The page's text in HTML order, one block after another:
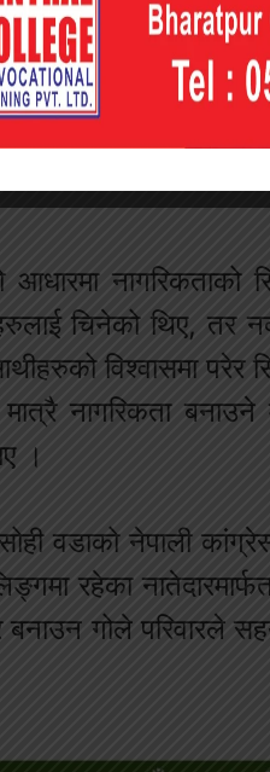
भेलिपल्ट नै
ओलीले नक्कली
लागि साउन ४ गते
नागरिकताको
चिनेको थिए, तर
विश्वासमा परेर
नागरिकता बनाउने
।
वडाको नेपाली
रहेका
बनाउन गोले परिवारले